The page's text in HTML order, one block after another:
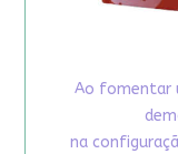
Ao fomentar
na